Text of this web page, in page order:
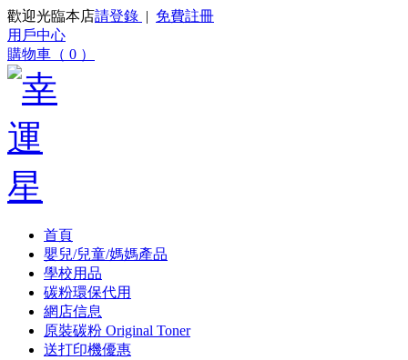
歡迎光臨本店請登錄 | 免費註冊
用戶中心
購物車（ 0 ）
首頁
嬰兒/兒童/媽媽產品
學校用品
碳粉環保代用
網店信息
原裝碳粉 Original Toner
送打印機優惠